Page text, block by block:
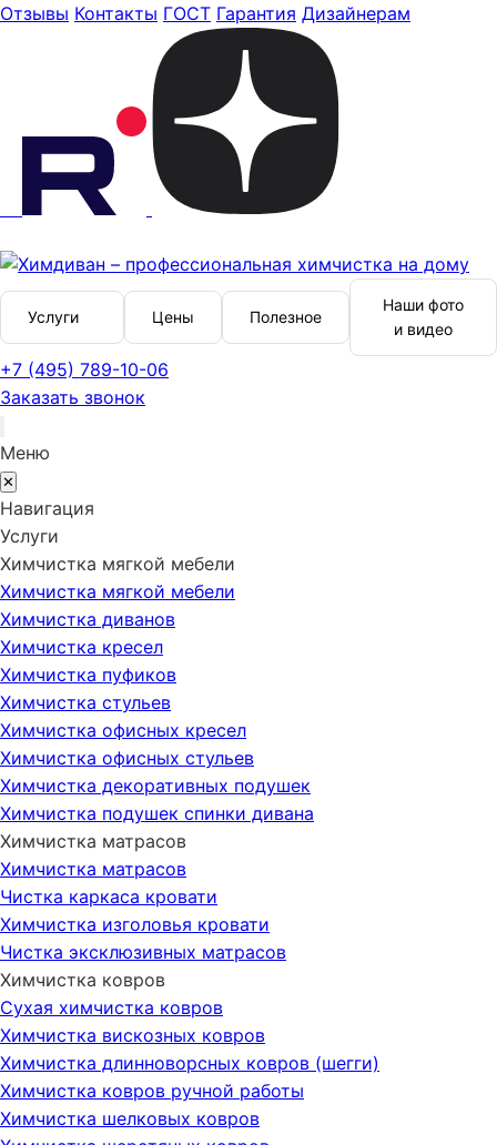
Отзывы Контакты ГОСТ Гарантия Дизайнерам
Услуги Цены Полезное
Наши фото
и видео
+7 (495) 789-10-06
Заказать звонок
Меню
✕
Навигация
Услуги
Химчистка мягкой мебели
Химчистка мягкой мебели
Химчистка диванов
Химчистка кресел
Химчистка пуфиков
Химчистка стульев
Химчистка офисных кресел
Химчистка офисных стульев
Химчистка декоративных подушек
Химчистка подушек спинки дивана
Химчистка матрасов
Химчистка матрасов
Чистка каркаса кровати
Химчистка изголовья кровати
Чистка эксклюзивных матрасов
Химчистка ковров
Сухая химчистка ковров
Химчистка вискозных ковров
Химчистка длинноворсных ковров (шегги)
Химчистка ковров ручной работы
Химчистка шелковых ковров